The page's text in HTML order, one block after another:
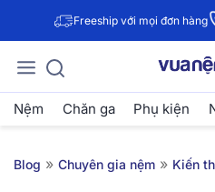
Freeship với mọi đơn hàng
Nệm Chăn ga Phụ kiện
Blog » Chuyên gia nệm » Kiến